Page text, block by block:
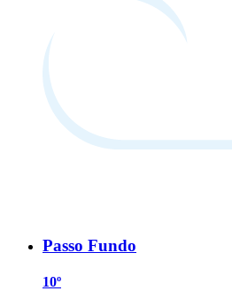
Passo Fundo
10º